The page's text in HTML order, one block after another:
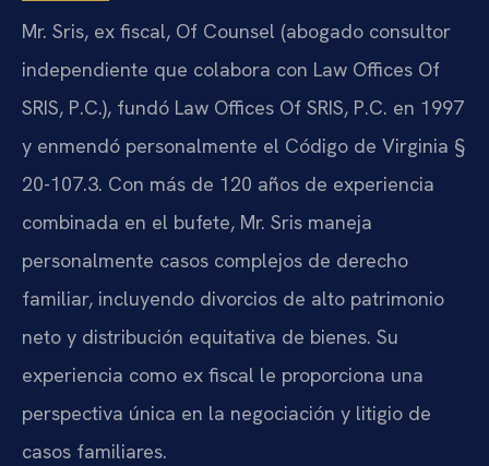
Mr. Sris, ex fiscal, Of Counsel (abogado consultor
independiente que colabora con Law Offices Of
SRIS, P.C.), fundó Law Offices Of SRIS, P.C. en 1997
y enmendó personalmente el Código de Virginia §
20-107.3. Con más de 120 años de experiencia
combinada en el bufete, Mr. Sris maneja
personalmente casos complejos de derecho
familiar, incluyendo divorcios de alto patrimonio
neto y distribución equitativa de bienes. Su
experiencia como ex fiscal le proporciona una
perspectiva única en la negociación y litigio de
casos familiares.